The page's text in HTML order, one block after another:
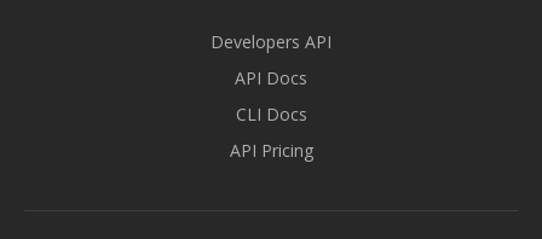
Developers API
API Docs
CLI Docs
API Pricing